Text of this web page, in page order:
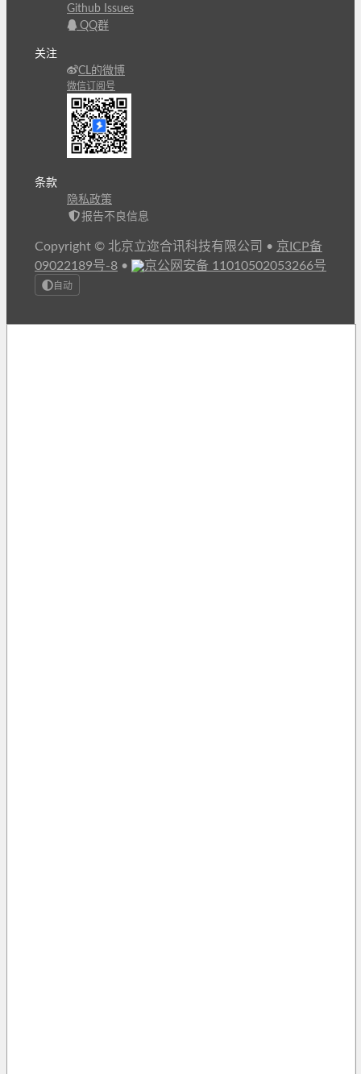
Github Issues
QQ群
关注
CL的微博
微信订阅号
条款
隐私政策
报告不良信息
Copyright © 北京立迩合讯科技有限公司 • 京ICP备
09022189号-8 • 京公网安备 11010502053266号
自动